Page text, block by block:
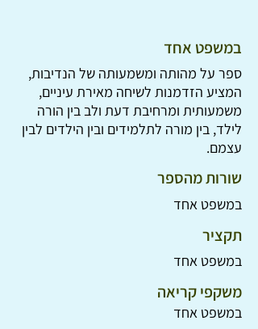
במשפט אחד
ספר על מהותה ומשמעותה של הנדיבות,
המציע הזדמנות לשיחה מאירת עיניים,
משמעותית ומרחיבת דעת ולב בין הורה
לילד, בין מורה לתלמידים ובין הילדים לבין
עצמם.
שורות מהספר
במשפט אחד
תקציר
במשפט אחד
משקפי קריאה
במשפט אחד